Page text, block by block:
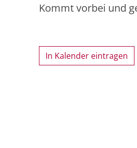
Kommt vorbei und
In Kalender eintragen